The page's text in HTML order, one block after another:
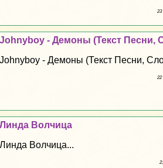
23
Johnyboy - Демоны (Текст Песни,
Johnyboy - Демоны (Текст Песни,
22
Линда Волчица
Линда Волчица...